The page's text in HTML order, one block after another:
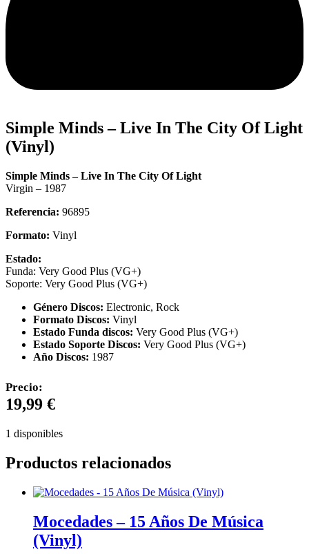
Simple Minds – Live In The City Of Light
(Vinyl)
Simple Minds – Live In The City Of Light
Virgin – 1987
Referencia: 96895
Formato: Vinyl
Estado:
Funda: Very Good Plus (VG+)
Soporte: Very Good Plus (VG+)
Género Discos: Electronic, Rock
Formato Discos: Vinyl
Estado Funda discos: Very Good Plus (VG+)
Estado Soporte Discos: Very Good Plus (VG+)
Año Discos: 1987
Precio:
19,99 €
1 disponibles
Productos relacionados
Mocedades – 15 Años De Música
(Vinyl)